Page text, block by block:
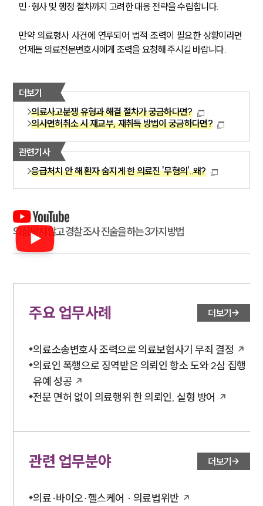
민·형사 및 행정 절차까지 고려한 대응 전략을 수립합니다.
만약 의료형사 사건에 연루되어 법적 조력이 필요한 상황이라면
언제든 의료전문변호사에게 조력을 요청해 주시길 바랍니다.
더보기
의료사고분쟁 유형과 해결 절차가 궁금하다면?
의사면허취소 시 재교부, 재취득 방법이 궁금하다면?
관련기사
응급처치 안 해 환자 숨지게 한 의료진 '무혐의'..왜?
의심받지 않고 경찰 조사 진술을 하는 3가지 방법
주요 업무사례 더보기
의료소송변호사 조력으로 의료보험사기 무죄 결정
의료인 폭행으로 징역받은 의뢰인 항소 도와 2심 집행
유예 성공
전문 면허 없이 의료행위 한 의뢰인, 실형 방어
관련 업무분야 더보기
의료·바이오·헬스케어 · 의료법위반